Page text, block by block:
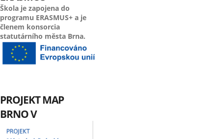
Škola je zapojena do
programu ERASMUS+ a je
členem konsorcia
statutárního města Brna.
PROJEKT MAP
BRNO V